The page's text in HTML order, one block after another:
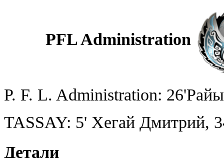
PFL Administration
P. F. L. Administration:
TASSAY: 5' Хегай Дмитрий,
Детали